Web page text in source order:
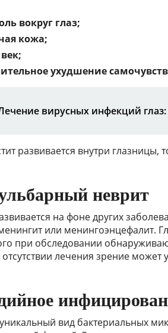
вокруг глаз;
кожа;
ухудшение
вирусных инфекций
развивается внутри глазницы,
неврит
на фоне других
или менингоэнцефалит.
при обследовании
лечения зрение может
вид бактериальных